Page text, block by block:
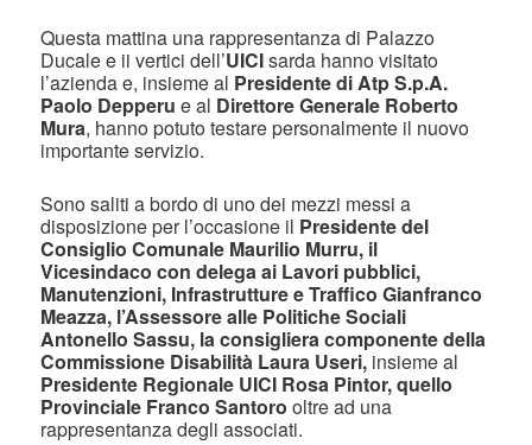
Questa mattina una rappresentanza di Palazzo
Ducale e ii vertici dell’UICIsarda hanno visitato
l’azienda e, insieme al Presidente di Atp S.p.A.
Paolo Depperu e al Direttore Generale Roberto
Mura, hanno potuto testare personalmente il nuovo
importante servizio.
Sono saliti a bordo di uno dei mezzi messi a
disposizione per l’occasione il Presidente del
Consiglio Comunale Maurilio Murru, il
Vicesindaco condelega ai Lavori pubblici,
Manutenzioni, Infrastrutture e Traffico Gianfranco
Meazza, l’Assessore alle Politiche Sociali
Antonello Sassu, la consigliera componente della
Commissione Disabilità Laura Useri, insieme al
Presidente Regionale UICI Rosa Pintor, quello
Provinciale Franco Santoro oltre ad una
rappresentanza degli associati.